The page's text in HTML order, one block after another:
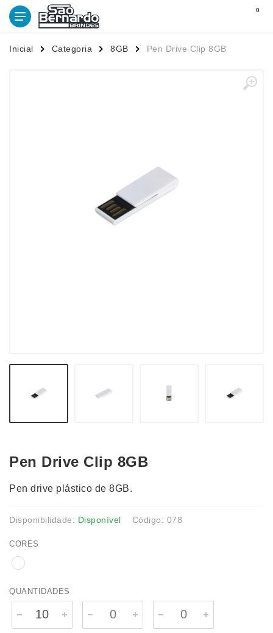
0
Inicial Categoria 8GB Pen Drive Clip 8GB
Pen Drive Clip 8GB
Pen drive plástico de 8GB.
Disponibilidade: Disponível Código: 078
CORES
QUANTIDADES